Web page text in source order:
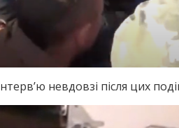
невдовзі після цих